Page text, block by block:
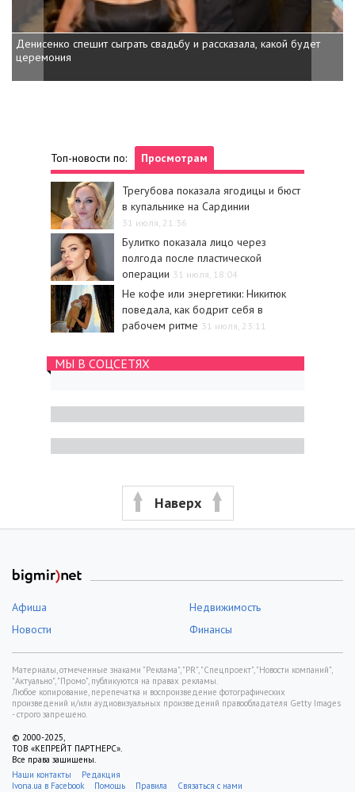
Денисенко спешит сыграть свадьбу и рассказала, какой будет
церемония
Дочь Шварценеггера
Топ-новости по: Просмотрам
Трегубова показала ягодицы и бюст
в купальнике на Сардинии
31 июля, 21:36
Булитко показала лицо через
полгода после пластической
операции 31 июля, 18:04
Не кофе или энергетики: Никитюк
поведала, как бодрит себя в
рабочем ритме 31 июля, 23:11
МЫ В СОЦСЕТЯХ
Наверх
Афиша
Недвижимость
Новости
Финансы
Материалы, отмеченные знаками "Реклама", "PR", "Спецпроект", "Новости компаний",
"Актуально", "Промо", публикуются на правах рекламы.
Любое копирование, перепечатка и воспроизведение фотографических
произведений и/или аудиовизуальных произведений правообладателя Getty Images
- строго запрещено.
© 2000-2025,
ТОВ «КЕПРЕЙТ ПАРТНЕРС».
Все права защищены.
Наши контакты
Редакция
Ivona.ua в Facebook
Помощь Правила
Связаться с нами